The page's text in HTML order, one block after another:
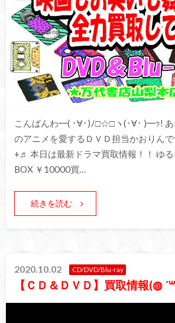
こんばんわ━( ･∀･)ﾉ□☆□ヽ(･∀･ )━ｯ! あ
のアニメを愛するＤＶＤ担当かおりん
+♬ 本日は最新ドラマ買取情報！！ ゆ
BOX ￥10000買…
続きを読む
2020.10.02 CD/DVD/Blu-ray
【ＣＤ＆ＤＶＤ】買取情報(◍